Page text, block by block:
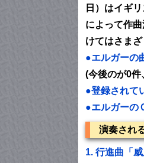
日）はイギ
によって作
けてはさま
●エルガーの
(今後のが0件
●登録されて
●エルガーの
演奏され
1. 行進曲「威